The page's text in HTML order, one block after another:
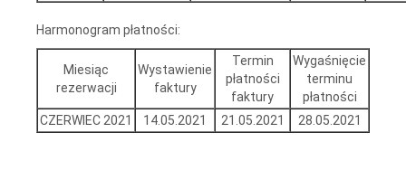
Harmonogram płatności:
Miesiąc
rezerwacji
Wystawienie
faktury
Termin
płatności
faktury
Wygaśnięcie
terminu
płatności
CZERWIEC 2021
14.05.2021 21.05.2021 28.05.2021